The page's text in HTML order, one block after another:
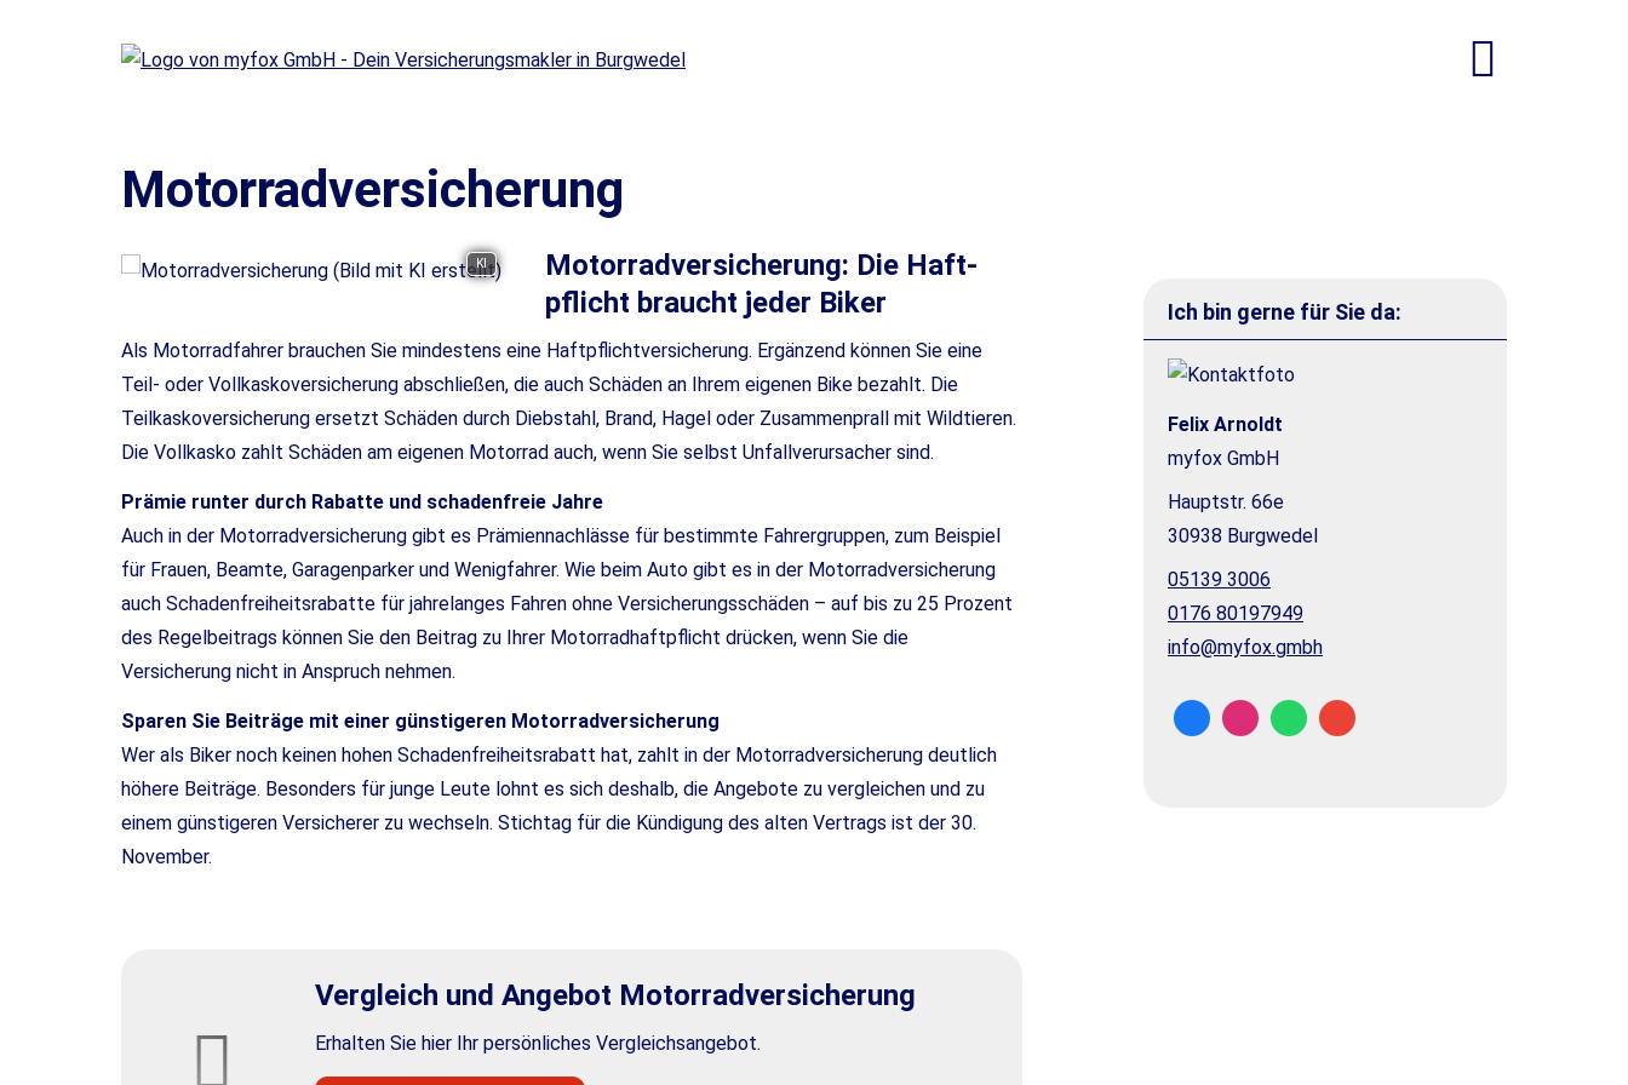
Ich bin gerne für Sie da:
Felix Arnoldt
myfox GmbH
Hauptstr. 66e
30938 Burgwedel
05139 3006
0176 80197949
info@myfox.gmbh
Motor­rad­ver­sicherung
KI
Motor­rad­ver­sicherung: Die Haft­
pflicht braucht jeder Biker
Als Motorradfahrer brauchen Sie mindestens eine Haft­pflichtversicherung. Ergänzend können Sie eine
Teil- oder Vollkaskoversicherung abschließen, die auch Schäden an Ihrem eigenen Bike bezahlt. Die
Teilkaskoversicherung ersetzt Schäden durch Diebstahl, Brand, Hagel oder Zusammenprall mit Wildtieren.
Die Vollkasko zahlt Schäden am eigenen Motorrad auch, wenn Sie selbst Unfallverursacher sind.
Prämie runter durch Rabatte und schadenfreie Jahre
Auch in der Motor­rad­ver­sicherung gibt es Prämiennachlässe für bestimmte Fahrergruppen, zum Beispiel
für Frauen, Beamte, Garagenparker und Wenigfahrer. Wie beim Auto gibt es in der Motor­rad­ver­sicherung
auch Schadenfreiheitsrabatte für jahrelanges Fahren ohne Versicherungsschäden – auf bis zu 25 Prozent
des Regelbeitrags können Sie den Beitrag zu Ihrer Motorradhaftpflicht drücken, wenn Sie die
Versicherung nicht in Anspruch nehmen.
Sparen Sie Beiträge mit einer günstigeren Motor­rad­ver­sicherung
Wer als Biker noch keinen hohen Schadenfreiheitsrabatt hat, zahlt in der Motor­rad­ver­sicherung deutlich
höhere Beiträge. Besonders für junge Leute lohnt es sich deshalb, die Angebote zu ver­gleichen und zu
einem günstigeren Versicherer zu wechseln. Stichtag für die Kündigung des alten Vertrags ist der 30.
November.
Vergleich und Angebot Motor­rad­ver­sicherung
Erhalten Sie hier Ihr persönliches Vergleichsangebot.